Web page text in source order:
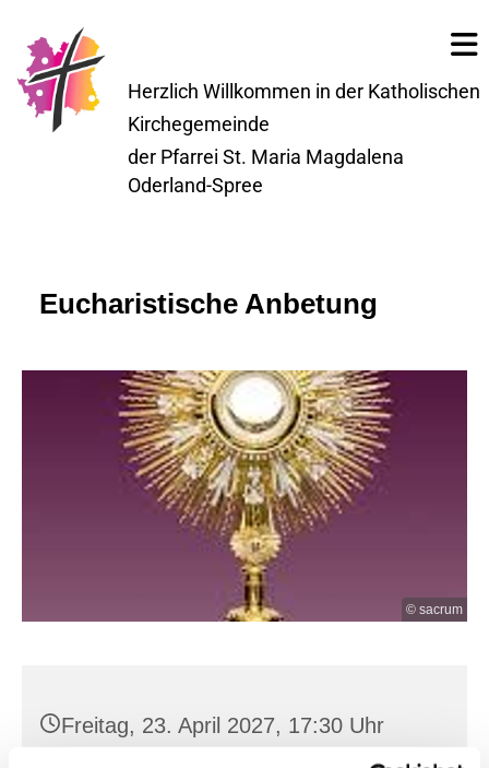
Herzlich Willkommen in der Katholischen
Kirchegemeinde
der Pfarrei St. Maria Magdalena
Oderland-Spree
Eucharistische Anbetung
© sacrum
Freitag, 23. April 2027, 17:30 Uhr